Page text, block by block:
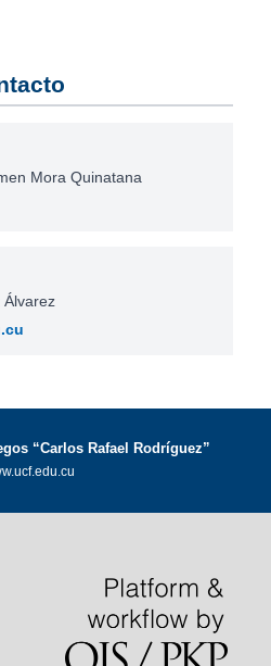
Mora Quinatana
Álvarez
“Carlos Rafael Rodríguez”